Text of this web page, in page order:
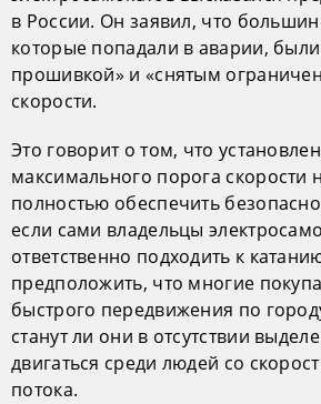
в России. Он заявил, что
которые попадали в аварии,
прошивкой» и «снятым
скорости.
Это говорит о том, что
максимального порога скорости
полностью обеспечить
если сами владельцы
ответственно подходить к
предположить, что многие
быстрого передвижения по
станут ли они в отсутствии
двигаться среди людей со
потока.